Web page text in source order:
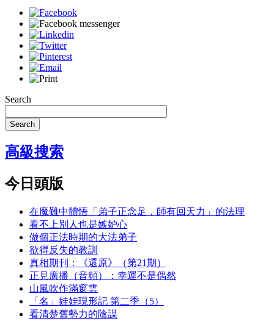
Search
Search
高級搜索
今日頭版
在魔難中體悟「弟子正念足，師有回天力」的法理
看不上別人也是嫉妒心
做個正法時期的大法弟子
欲得反失的教訓
真相期刊：《還原》（第21期）
正見廣播（音頻）：幸運不是偶然
山風吹作滿窗雲
「名」娃娃現形記 第二季（5）
看清楚舊勢力的陰謀